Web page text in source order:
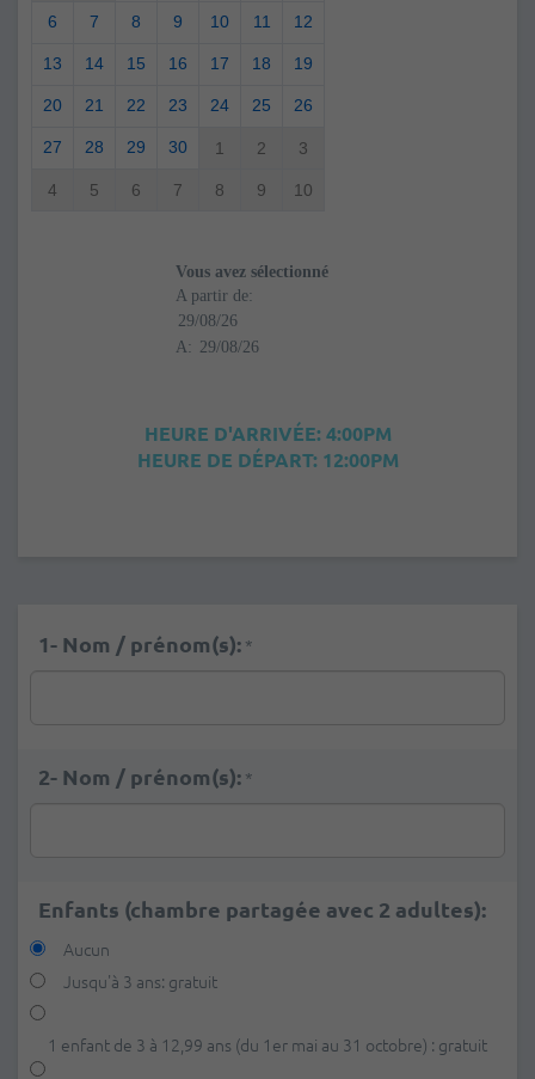
6 7 8 9 10 11 12
13 14 15 16 17 18 19
20 21 22 23 24 25 26
27 28 29 30 1 2 3
4 5 6 7 8 9 10
Vous avez sélectionné
A partir de:
A:
HEURE D'ARRIVÉE: 4:00PM
HEURE DE DÉPART: 12:00PM
1- Nom / prénom(s): *
2- Nom / prénom(s): *
Enfants (chambre partagée avec 2 adultes):
Aucun
Jusqu'à 3 ans: gratuit
1 enfant de 3 à 12,99 ans (du 1er mai au 31 octobre) : gratuit